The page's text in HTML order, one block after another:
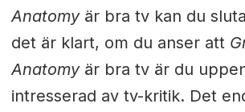
Anatomyär bra tv kan du
det är klart, om du anser att
Anatomyär bra tv är du
intresserad av tv-kritik. Det